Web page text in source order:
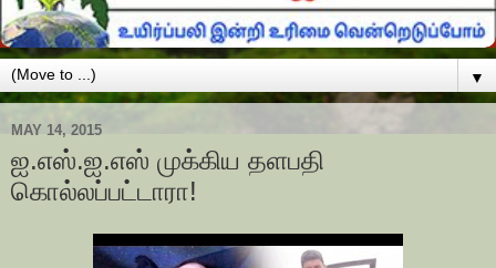
▼
MAY 14, 2015
ஐ.எஸ்.ஐ.எஸ் முக்கிய தளபதி
கொல்லப்பட்டாரா!